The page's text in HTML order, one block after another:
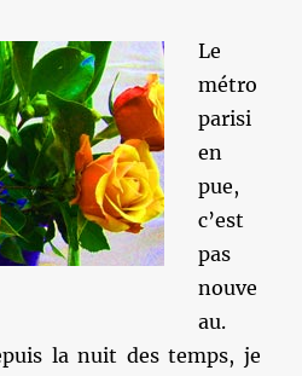
Le
métro
parisi
en
pue,
c’est
pas
nouve
au.
la nuit des temps, je